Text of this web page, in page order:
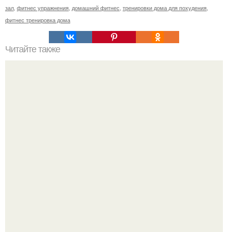
зал фитнес упражнения домашний фитнес тренировки дома для похудения
фитнес тренировка дома
Читайте также